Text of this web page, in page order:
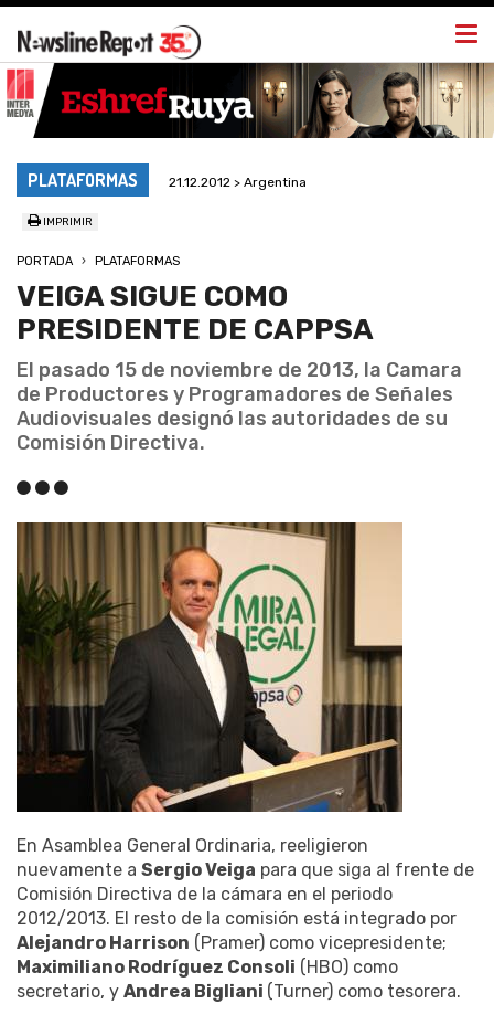
PLATAFORMAS 21.12.2012 > Argentina
IMPRIMIR
PORTADA PLATAFORMAS
VEIGA SIGUE COMO
PRESIDENTE DE CAPPSA
El pasado 15 de noviembre de 2013, la Camara
de Productores y Programadores de Señales
Audiovisuales designó las autoridades de su
Comisión Directiva.
En Asamblea General Ordinaria, reeligieron
nuevamente a Sergio Veiga para que siga al frente de
Comisión Directiva de la cámara en el periodo
2012/2013. El resto de la comisión está integrado por
Alejandro Harrison (Pramer) como vicepresidente;
Maximiliano Rodríguez Consoli (HBO) como
secretario, y Andrea Bigliani (Turner) como tesorera.